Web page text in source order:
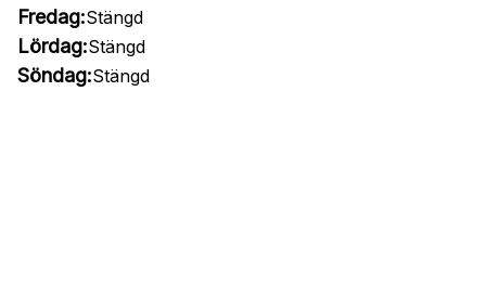
Fredag:Stängd
Lördag:Stängd
Söndag:Stängd